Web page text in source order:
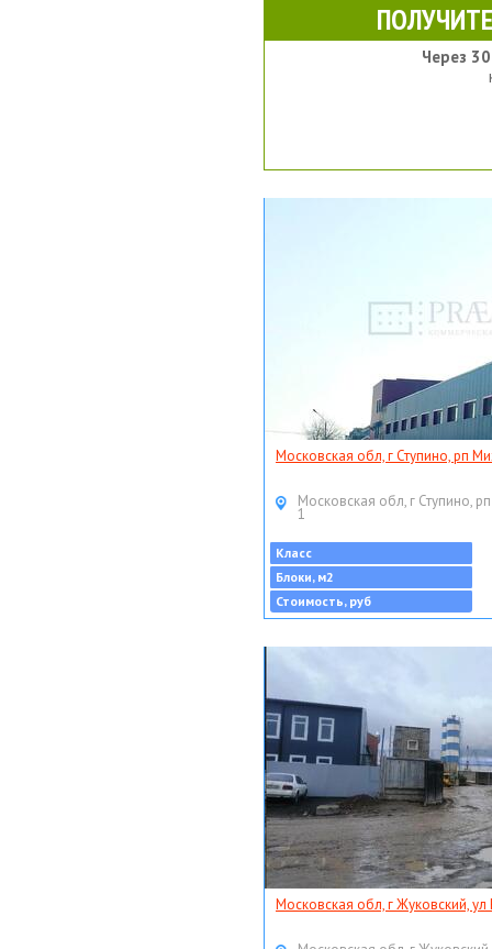
Через
Московская обл, г Ступино, рп
Московская обл, г Ступино,
1
Класс
Блоки, м2
Стоимость, руб
Московская обл, г Жуковский,